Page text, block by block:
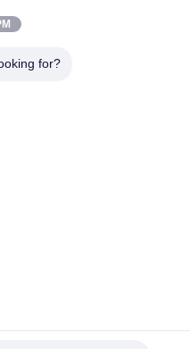
Catering Equipment Co.,
for?